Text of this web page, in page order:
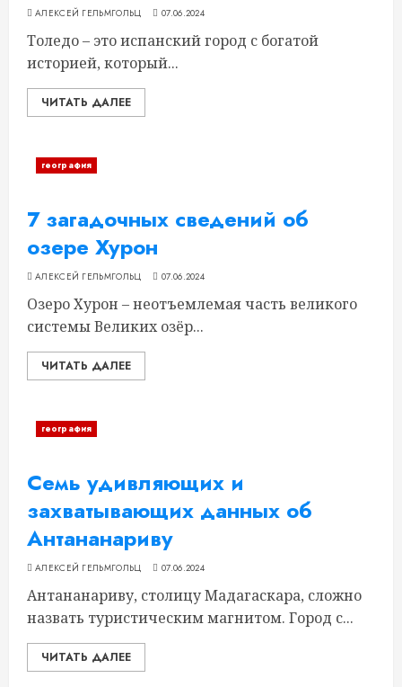
АЛЕКСЕЙ ГЕЛЬМГОЛЬЦ 07.06.2024
Толедо – это испанский город с богатой
историей, который...
ЧИТАТЬ ДАЛЕЕ
география
7 загадочных сведений об
озере Хурон
АЛЕКСЕЙ ГЕЛЬМГОЛЬЦ 07.06.2024
Озеро Хурон – неотъемлемая часть великого
системы Великих озёр...
ЧИТАТЬ ДАЛЕЕ
география
Семь удивляющих и
захватывающих данных об
Антананариву
АЛЕКСЕЙ ГЕЛЬМГОЛЬЦ 07.06.2024
Антананариву, столицу Мадагаскара, сложно
назвать туристическим магнитом. Город с...
ЧИТАТЬ ДАЛЕЕ